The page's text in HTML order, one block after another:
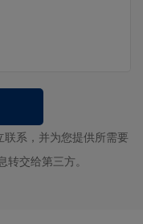
系，并为您提供所需要
转交给第三方。